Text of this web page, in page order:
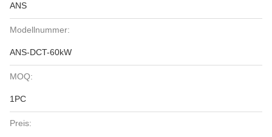
ANS
Modellnummer:
ANS-DCT-60kW
MOQ:
1PC
Preis: